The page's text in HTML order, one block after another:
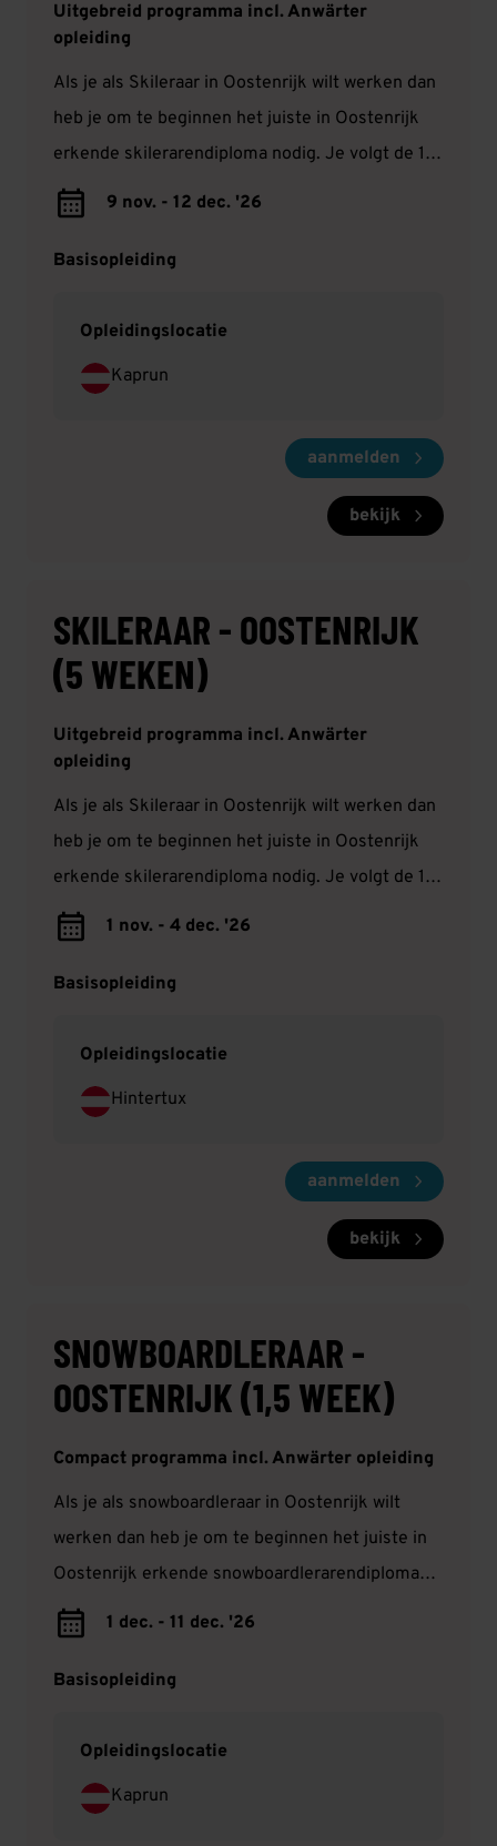
Uitgebreid programma incl. Anwärter
opleiding
Als je als Skileraar in Oostenrijk wilt werken dan
heb je om te beginnen het juiste in Oostenrijk
erkende skilerarendiploma nodig. Je volgt de 11-
daagse Anwärter opleiding in Oostenrijk. Je zult
verbeteren. Je kan hierna in alle skigebieden
9 nov. - 12 dec. '26
Basisopleiding
Opleidingslocatie
Kaprun
aanmelden
bekijk
SKILERAAR - OOSTENRIJK
(5 WEKEN)
Uitgebreid programma incl. Anwärter
opleiding
Als je als Skileraar in Oostenrijk wilt werken dan
heb je om te beginnen het juiste in Oostenrijk
erkende skilerarendiploma nodig. Je volgt de 11-
daagse Anwärter opleiding in Oostenrijk. Je zult
verbeteren. Je kan hierna in alle skigebieden
1 nov. - 4 dec. '26
Basisopleiding
Opleidingslocatie
Hintertux
aanmelden
bekijk
SNOWBOARDLERAAR -
OOSTENRIJK (1,5 WEEK)
Compact programma incl. Anwärter opleiding
Als je als snowboardleraar in Oostenrijk wilt
werken dan heb je om te beginnen het juiste in
Oostenrijk erkende snowboardlerarendiploma
nodig. Je volgt de 10-daagse Anwärter opleiding
eigen techniek verbete
1 dec. - 11 dec. '26
Basisopleiding
Opleidingslocatie
Kaprun